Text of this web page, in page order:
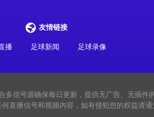
友情链接
播 足球新闻 足球录像
信号源确保每日更新，提供无广告、无插
直播信号和视频内容，如有侵犯您的权益请